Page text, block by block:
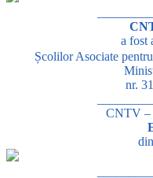
a fost
Școlilor Asociate
nr.
CNTV –